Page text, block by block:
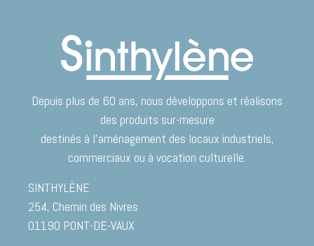
Depuis plus de 60 ans, nous développons et réalisons
des produits sur-mesure
destinés à l’aménagement des locaux industriels,
commerciaux ou à vocation culturelle.
SINTHYLÈNE
254, Chemin des Nivres
01190 PONT-DE-VAUX